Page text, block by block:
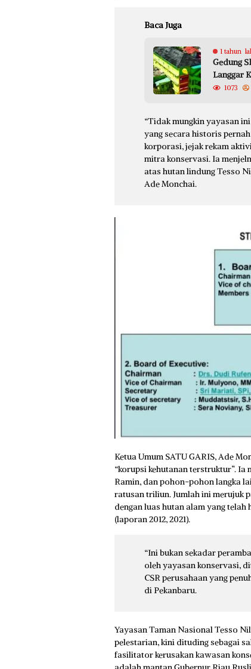
Baca Juga
1 tahun
Gedung
Langgar
1073
“Tidak mungkin yayasan
yang secara historis
korporasi, jejak rekam
mitra konservasi. Ia
atas hutan lindung Tesso
Ade Monchai.
Ketua Umum SATU GARIS, Ade
“korupsi kehutanan terstruktur”. Ia
Ramin, dan pohon-pohon langka
ratusan triliun. Jumlah ini merujuk
dengan luas hutan alam yang
(laporan 2012, 2021).
“Ini bukan sekadar
oleh yayasan konservasi,
CSR perusahaan yang
di Pekanbaru.
Yayasan Taman Nasional Tesso
pelestarian, kini dituding sebagai
fasilitator kerusakan kawasan